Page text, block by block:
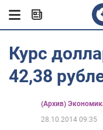
Курс
42,38
(Архив)
28.10.2014 09:35